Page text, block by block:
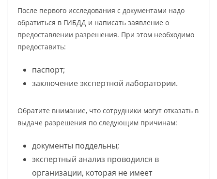
После первого исследования с документами надо
обратиться в ГИБДД и написать заявление о
предоставлении разрешения. При этом необходимо
предоставить:
паспорт;
заключение экспертной лаборатории.
Обратите внимание, что сотрудники могут отказать в
выдаче разрешения по следующим причинам:
документы поддельны;
экспертный анализ проводился в
организации, которая не имеет